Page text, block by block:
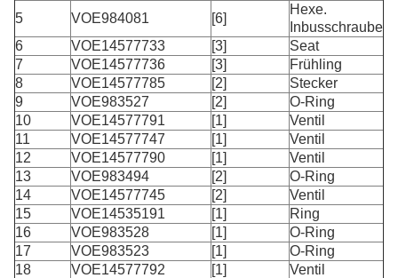
5
VOE984081 [6]
Hexe.
Inbusschraube
6
VOE14577733 [3]
Seat
7
VOE14577736 [3]
Frühling
8
VOE14577785 [2]
Stecker
9
VOE983527 [2]
O-Ring
10
VOE14577791 [1]
Ventil
11
VOE14577747 [1]
Ventil
12
VOE14577790 [1]
Ventil
13
VOE983494 [2]
O-Ring
14
VOE14577745 [2]
Ventil
15
VOE14535191 [1]
Ring
16
VOE983528 [1]
O-Ring
17
VOE983523 [1]
O-Ring
18
VOE14577792 [1]
Ventil